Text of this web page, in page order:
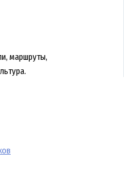
маршруты,